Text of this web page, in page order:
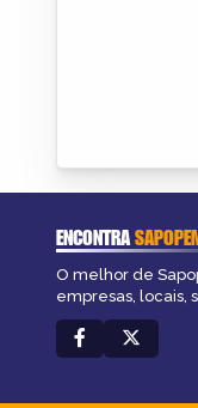
ENCONTRA
O melhor de
empresas, locais,